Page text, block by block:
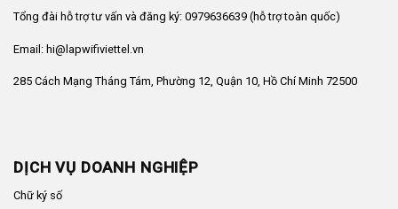
Tổng đài hỗ trợ tư vấn và đăng ký: 0979636639 (hỗ trợ toàn quốc)
Email: hi@lapwifiviettel.vn
285 Cách Mạng Tháng Tám, Phường 12, Quận 10, Hồ Chí Minh 72500
DỊCH VỤ DOANH NGHIỆP
Chữ ký số